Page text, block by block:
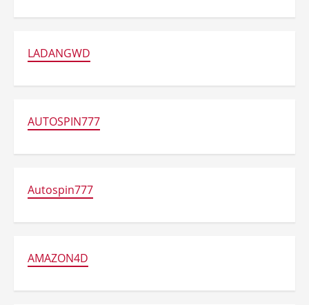
LADANGWD
AUTOSPIN777
Autospin777
AMAZON4D